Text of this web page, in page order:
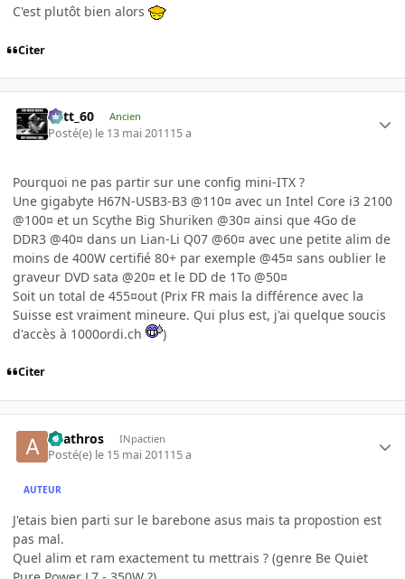
C'est plutôt bien alors
Citer
Batt_60 Ancien
Posté(e) le 13 mai 201115 a
Pourquoi ne pas partir sur une config mini-ITX ?
Une gigabyte H67N-USB3-B3 @110¤ avec un Intel Core i3 2100
@100¤ et un Scythe Big Shuriken @30¤ ainsi que 4Go de
DDR3 @40¤ dans un Lian-Li Q07 @60¤ avec une petite alim de
moins de 400W certifié 80+ par exemple @45¤ sans oublier le
graveur DVD sata @20¤ et le DD de 1To @50¤
Soit un total de 455¤out (Prix FR mais la différence avec la
Suisse est vraiment mineure. Qui plus est, j'ai quelque soucis
d'accès à 1000ordi.ch
)
Citer
anathros INpactien
Posté(e) le 15 mai 201115 a
AUTEUR
J'etais bien parti sur le barebone asus mais ta propostion est
pas mal.
Quel alim et ram exactement tu mettrais ? (genre Be Quiet